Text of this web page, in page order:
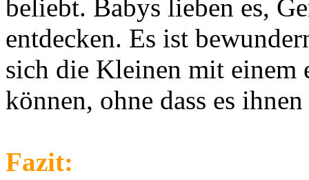
beliebt. Babys lieben es,
entdecken. Es ist
sich die Kleinen mit einem
können, ohne dass es
Fazit: